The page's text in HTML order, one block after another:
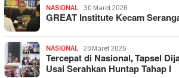
NASIONAL 30 Maret 2026
GREAT Institute Kecam
NASIONAL 28 Maret 2026
Tercepat di Nasional, Tapsel
Usai Serahkan Huntap Tahap I